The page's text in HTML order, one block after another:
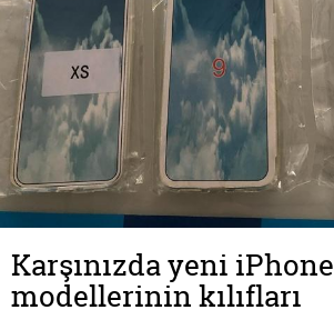
Karşınızda yeni iPhone
modellerinin kılıfları